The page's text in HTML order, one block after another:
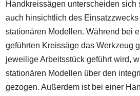
Handkreissägen unterscheiden sich
auch hinsichtlich des
stationären Modellen. Während bei
geführten Kreissäge das Werkzeug
jeweilige Arbeitsstück geführt wird,
stationären Modellen über den
gezogen. Außerdem ist bei einer